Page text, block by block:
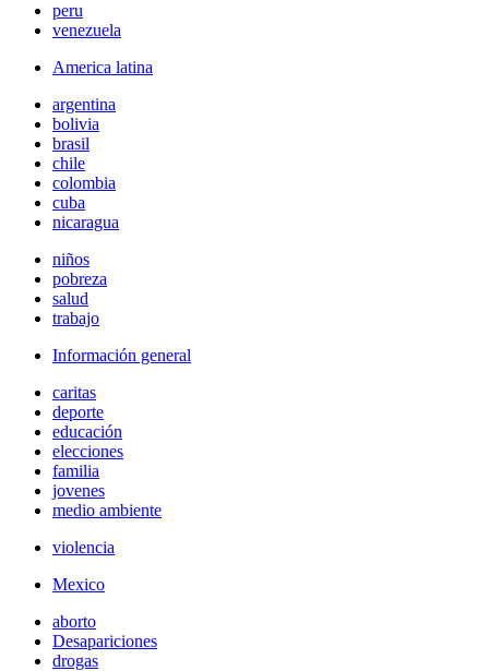
peru
venezuela
America latina
argentina
bolivia
brasil
chile
colombia
cuba
nicaragua
niños
pobreza
salud
trabajo
Información general
caritas
deporte
educación
elecciones
familia
jovenes
medio ambiente
violencia
Mexico
aborto
Desapariciones
drogas